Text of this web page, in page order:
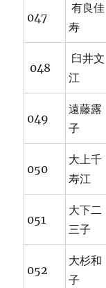
047
有良佳
寿
048
臼井文
江
049
遠藤露
子
050
大上千
寿江
051
大下二
三子
052
大杉和
子